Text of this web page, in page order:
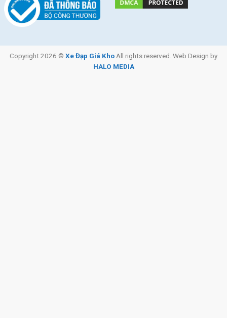
Copyright 2026 © Xe Đạp Giá Kho All rights reserved. Web Design by
HALO MEDIA